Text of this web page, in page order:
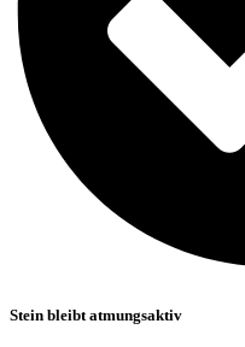
Stein bleibt atmungsaktiv